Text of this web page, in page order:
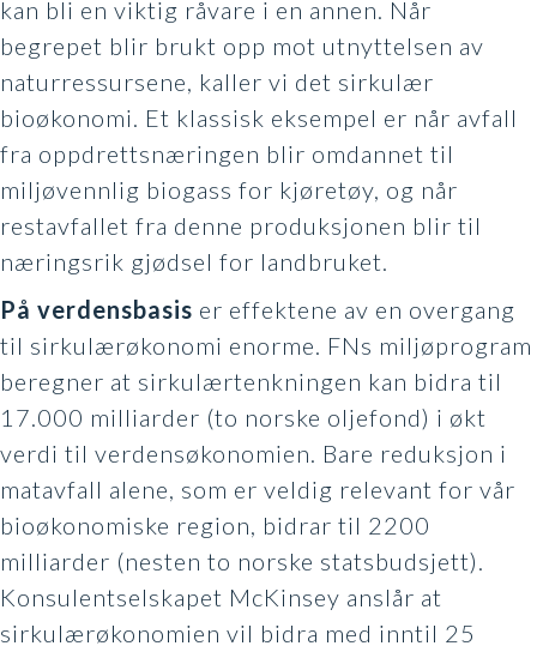
kan bli en viktig råvare i en annen. Når
begrepet blir brukt opp mot utnyttelsen av
naturressursene, kaller vi det sirkulær
bioøkonomi. Et klassisk eksempel er når avfall
fra oppdrettsnæringen blir omdannet til
miljøvennlig biogass for kjøretøy, og når
restavfallet fra denne produksjonen blir til
næringsrik gjødsel for landbruket.
På verdensbasis er effektene av en overgang
til sirkulærøkonomi enorme. FNs miljøprogram
beregner at sirkulærtenkningen kan bidra til
17.000 milliarder (to norske oljefond) i økt
verdi til verdensøkonomien. Bare reduksjon i
matavfall alene, som er veldig relevant for vår
bioøkonomiske region, bidrar til 2200
milliarder (nesten to norske statsbudsjett).
Konsulentselskapet McKinsey anslår at
sirkulærøkonomien vil bidra med inntil 25